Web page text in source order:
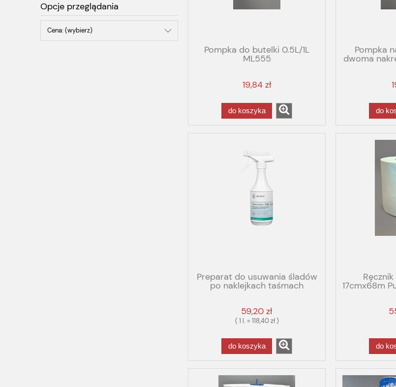
Opcje przeglądania
Cena: (wybierz)
Pompka do butelki 0.5L/1L
ML555
19,84 zł
do koszyka
Pompka
dwoma
do
Preparat do usuwania śladów
po naklejkach taśmach
MC250-0.5L Glue
59,20 zł
( 1 l. = 118,40 zł )
do koszyka
17cmx68m
do